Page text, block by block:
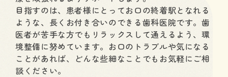
目指すのは、患者様にとってお口の終着駅となれる
ような、 長くお付き合いのできる歯科医院です。歯
医者が苦手な方でもリラックスして通えるよう、環
境整備に努めています。 お口のトラブルや気になる
ことがあれば、
どんな些細なことでもお気軽にご相
談ください。